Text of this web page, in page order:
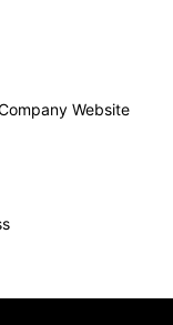
Website